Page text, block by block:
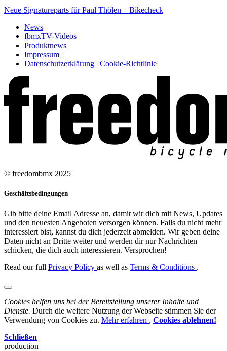
Neue Signatureparts für Paul Thölen – Bikecheck
News
fbmxTV-Videos
Produktnews
Impressum
Datenschutzerklärung | Cookie-Richtlinie
© freedombmx 2025
Geschäftsbedingungen
Gib bitte deine Email Adresse an, damit wir dich mit News, Updates
und den neuesten Angeboten versorgen können. Falls du nicht mehr
interessiert bist, kannst du dich jederzeit abmelden. Wir geben deine
Daten nicht an Dritte weiter und werden dir nur Nachrichten
schicken, die dich auch interessieren. Versprochen!
Read our full Privacy Policy as well as Terms & Conditions .
Cookies helfen uns bei der Bereitstellung unserer Inhalte und
Dienste. Durch die weitere Nutzung der Webseite stimmen Sie der
Verwendung von Cookies zu. Mehr erfahren , Cookies ablehnen!
Schließen
production